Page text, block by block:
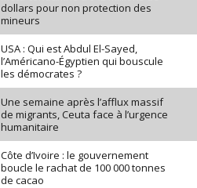
dollars pour non protection des
mineurs
USA : Qui est Abdul El-Sayed,
l’Américano-Égyptien qui bouscule
les démocrates ?
Une semaine après l’afflux massif
de migrants, Ceuta face à l’urgence
humanitaire
Côte d’Ivoire : le gouvernement
boucle le rachat de 100 000 tonnes
de cacao